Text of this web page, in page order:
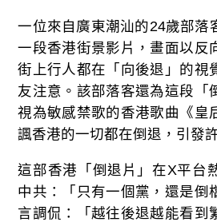
一位來自廣東潮汕的24歲部落
一段香港街景影片，畫面以反
街上行人都在「向後退」的視
友注意。該部落客還為這段「
視為敏感禁歌的香港歌曲《皇
諷香港的一切都在倒退，引發
這部香港「倒退片」在X平台
中共：「只有一個黨，還是倒
言調侃：「越往後退越能看到